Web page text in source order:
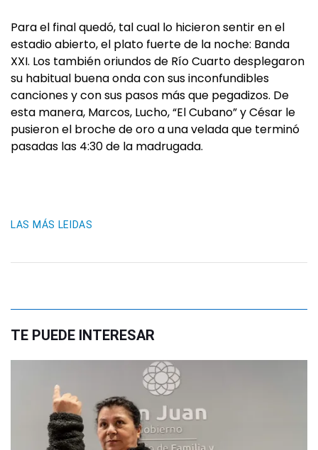
Para el final quedó, tal cual lo hicieron sentir en el
estadio abierto, el plato fuerte de la noche: Banda
XXI. Los también oriundos de Río Cuarto desplegaron
su habitual buena onda con sus inconfundibles
canciones y con sus pasos más que pegadizos. De
esta manera, Marcos, Lucho, “El Cubano” y César le
pusieron el broche de oro a una velada que terminó
pasadas las 4:30 de la madrugada.
LAS MÁS LEIDAS
TE PUEDE INTERESAR